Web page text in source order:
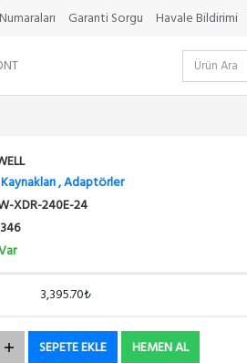
Garanti Sorgu Havale Bildirimi
, Adaptörler
XDR-240E-24
3,395.70₺
SEPETE EKLE HEMEN AL